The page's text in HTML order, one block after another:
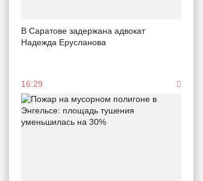
В Саратове задержана адвокат
Надежда Ерусланова
16:29